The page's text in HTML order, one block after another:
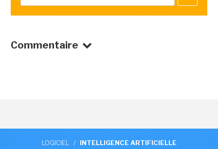
Commentaire
LOGICIEL / INTELLIGENCE ARTIFICIELLE